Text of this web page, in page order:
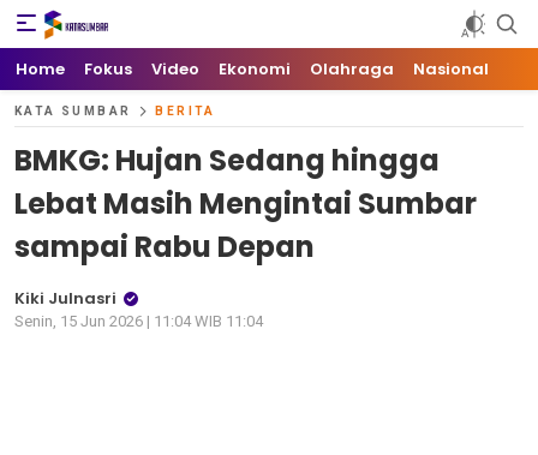
Kata Sumbar
Berita Sumbar Hari Ini
Home Fokus Video Ekonomi Olahraga Nasional
KATA SUMBAR BERITA
BMKG: Hujan Sedang hingga
Lebat Masih Mengintai Sumbar
sampai Rabu Depan
Kiki Julnasri
Senin, 15 Jun 2026 | 11:04 WIB 11:04